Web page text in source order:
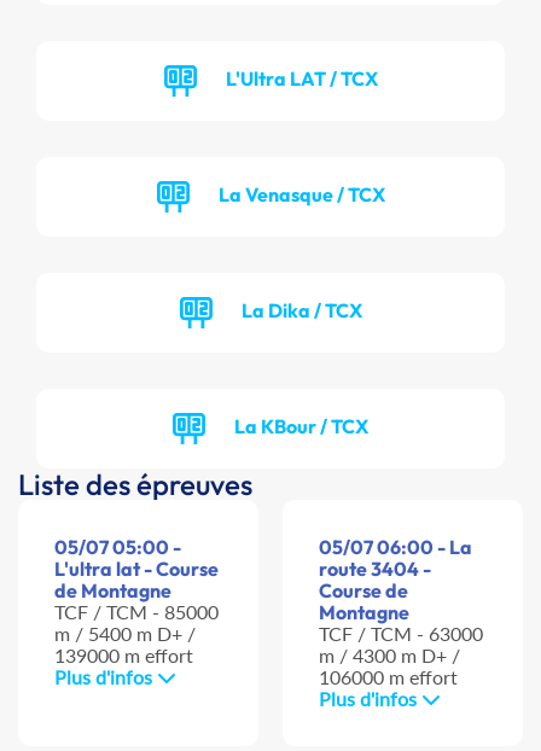
L'Ultra LAT / TCX
La Venasque / TCX
La Dika / TCX
La KBour / TCX
Liste des épreuves
05/07 05:00 -
L'ultra lat - Course
de Montagne
TCF / TCM - 85000
m / 5400 m D+ /
139000 m effort
Plus d'infos
05/07 06:00 - La
route 3404 -
Course de
Montagne
TCF / TCM - 63000
m / 4300 m D+ /
106000 m effort
Plus d'infos